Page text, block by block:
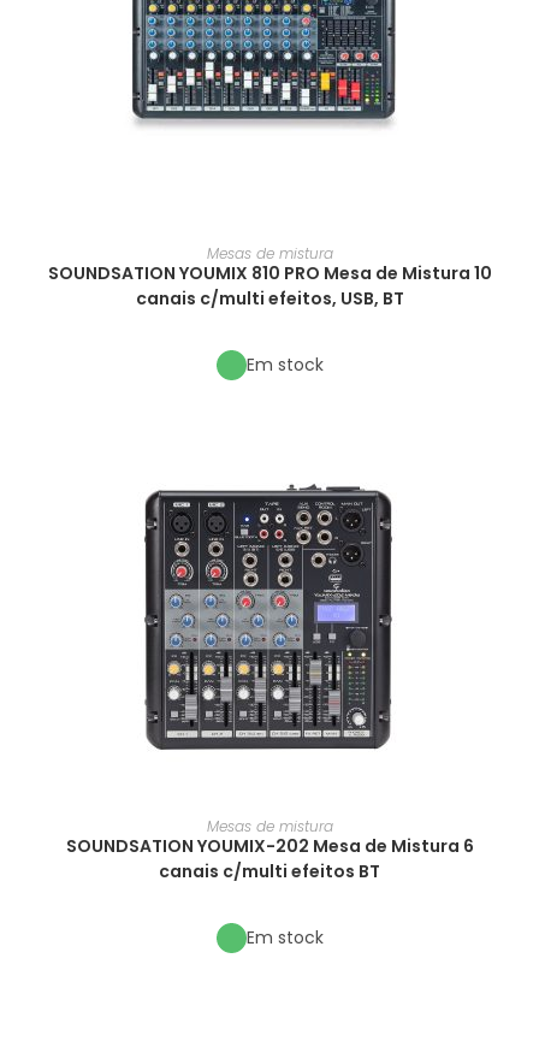
Mesas de mistura
SOUNDSATION YOUMIX 810 PRO Mesa de Mistura 10
canais c/multi efeitos, USB, BT
Em stock
Mesas de mistura
SOUNDSATION YOUMIX-202 Mesa de Mistura 6
canais c/multi efeitos BT
Em stock